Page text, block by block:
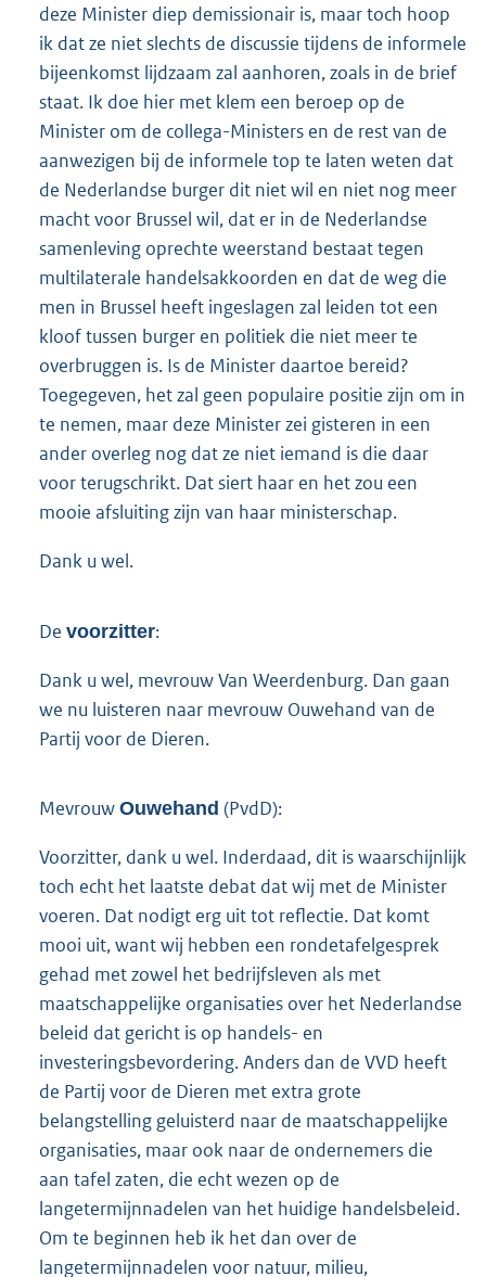
deze Minister diep demissionair is, maar toch hoop
ik dat ze niet slechts de discussie tijdens de informele
bijeenkomst lijdzaam zal aanhoren, zoals in de brief
staat. Ik doe hier met klem een beroep op de
Minister om de collega-Ministers en de rest van de
aanwezigen bij de informele top te laten weten dat
de Nederlandse burger dit niet wil en niet nog meer
macht voor Brussel wil, dat er in de Nederlandse
samenleving oprechte weerstand bestaat tegen
multilaterale handelsakkoorden en dat de weg die
men in Brussel heeft ingeslagen zal leiden tot een
kloof tussen burger en politiek die niet meer te
overbruggen is. Is de Minister daartoe bereid?
Toegegeven, het zal geen populaire positie zijn om in
te nemen, maar deze Minister zei gisteren in een
ander overleg nog dat ze niet iemand is die daar
voor terugschrikt. Dat siert haar en het zou een
mooie afsluiting zijn van haar ministerschap.
Dank u wel.
De voorzitter:
Dank u wel, mevrouw Van Weerdenburg. Dan gaan
we nu luisteren naar mevrouw Ouwehand van de
Partij voor de Dieren.
Mevrouw Ouwehand (PvdD):
Voorzitter, dank u wel. Inderdaad, dit is waarschijnlijk
toch echt het laatste debat dat wij met de Minister
voeren. Dat nodigt erg uit tot reflectie. Dat komt
mooi uit, want wij hebben een rondetafelgesprek
gehad met zowel het bedrijfsleven als met
maatschappelijke organisaties over het Nederlandse
beleid dat gericht is op handels- en
investeringsbevordering. Anders dan de VVD heeft
de Partij voor de Dieren met extra grote
belangstelling geluisterd naar de maatschappelijke
organisaties, maar ook naar de ondernemers die
aan tafel zaten, die echt wezen op de
langetermijnnadelen van het huidige handelsbeleid.
Om te beginnen heb ik het dan over de
langetermijnnadelen voor natuur, milieu,